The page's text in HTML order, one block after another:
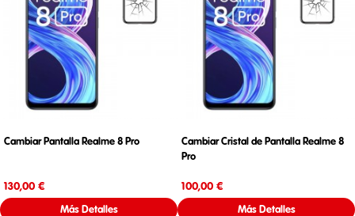
Cambiar Pantalla Realme 8 Pro
130,00 €
Más Detalles
Cambiar Cristal de Pantalla Realme 8
Pro
100,00 €
Más Detalles